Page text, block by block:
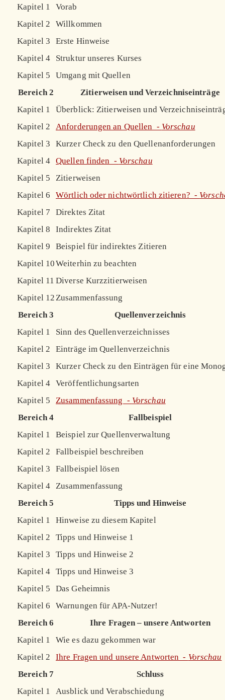
Kapitel 1
Vorab
Kapitel 2
Willkommen
Kapitel 3
Erste Hinweise
Kapitel 4
Struktur unseres Kurses
Kapitel 5
Umgang mit Quellen
Bereich 2
Zitierweisen und Verzeichniseinträge
Kapitel 1
Überblick: Zitierweisen und
Kapitel 2
Anforderungen an Quellen - Vorschau
Kapitel 3
Kurzer Check zu den Quellenanforderungen
Kapitel 4 Quellen finden - Vorschau
Kapitel 5
Zitierweisen
Kapitel 6
Wörtlich oder nichtwörtlich zitieren? -
Kapitel 7
Direktes Zitat
Kapitel 8
Indirektes Zitat
Kapitel 9
Beispiel für indirektes Zitieren
Kapitel 10Weiterhin zu beachten
Kapitel 11 Diverse Kurzzitierweisen
Kapitel 12Zusammenfassung
Bereich 3
Quellenverzeichnis
Kapitel 1
Sinn des Quellenverzeichnisses
Kapitel 2
Einträge im Quellenverzeichnis
Kapitel 3
Kurzer Check zu den Einträgen für eine
Kapitel 4 Veröffentlichungsarten
Kapitel 5
Zusammenfassung - Vorschau
Bereich 4
Fallbeispiel
Kapitel 1
Beispiel zur Quellenverwaltung
Kapitel 2
Fallbeispiel beschreiben
Kapitel 3
Fallbeispiel lösen
Kapitel 4 Zusammenfassung
Bereich 5
Tipps und Hinweise
Kapitel 1
Hinweise zu diesem Kapitel
Kapitel 2
Tipps und Hinweise 1
Kapitel 3
Tipps und Hinweise 2
Kapitel 4 Tipps und Hinweise 3
Kapitel 5
Das Geheimnis
Kapitel 6
Warnungen für APA-Nutzer!
Bereich 6
Ihre Fragen – unsere Antworten
Kapitel 1
Wie es dazu gekommen war
Kapitel 2
Ihre Fragen und unsere Antworten - Vorschau
Bereich 7
Schluss
Kapitel 1
Ausblick und Verabschiedung